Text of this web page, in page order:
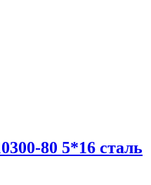
80 5*16 сталь